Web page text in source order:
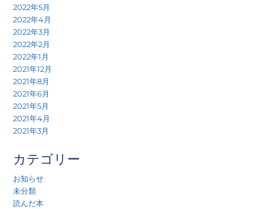
2022年5月
2022年4月
2022年3月
2022年2月
2022年1月
2021年12月
2021年8月
2021年6月
2021年5月
2021年4月
2021年3月
カテゴリー
お知らせ
未分類
読んだ本